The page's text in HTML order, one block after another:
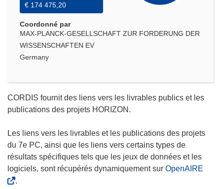
€ 174 475,20
Coordonné par
MAX-PLANCK-GESELLSCHAFT ZUR FORDERUNG DER
WISSENSCHAFTEN EV
Germany
CORDIS fournit des liens vers les livrables publics et les
publications des projets HORIZON.
Les liens vers les livrables et les publications des projets
du 7e PC, ainsi que les liens vers certains types de
résultats spécifiques tels que les jeux de données et les
logiciels, sont récupérés dynamiquement sur OpenAIRE
.